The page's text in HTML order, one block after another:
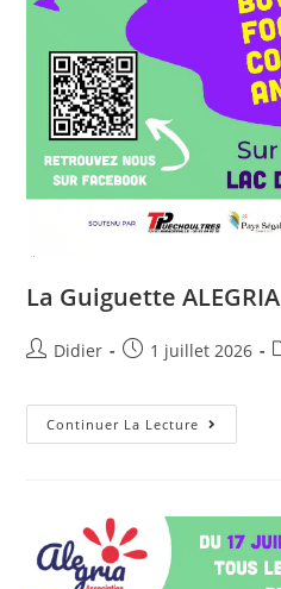
La Guiguette ALEGRIA
Didier 1 juillet 2026
Continuer La Lecture